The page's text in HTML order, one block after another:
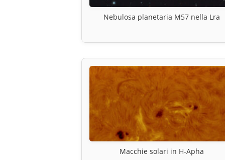
Nebulosa planetaria M57 nella Lra
Macchie solari in H-Apha